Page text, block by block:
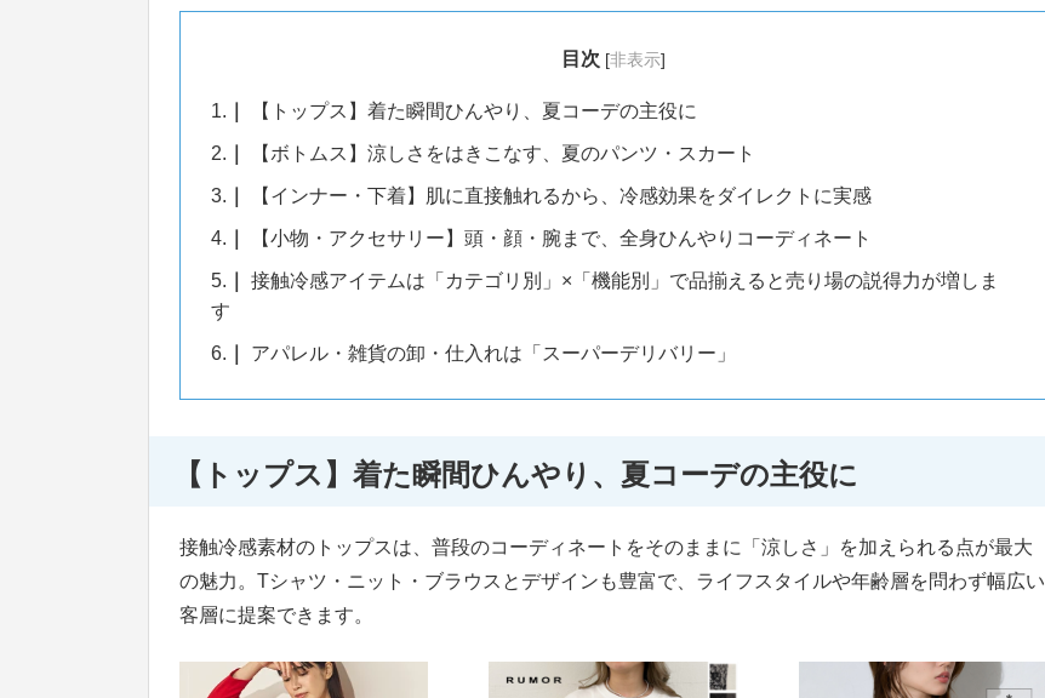
目次 [非表示]
1. 【トップス】着た瞬間ひんやり、夏コーデの主役に
2. 【ボトムス】涼しさをはきこなす、夏のパンツ・スカート
3. 【インナー・下着】肌に直接触れるから、冷感効果をダイレクトに実感
4. 【小物・アクセサリー】頭・顔・腕まで、全身ひんやりコーディネート
5.
接触冷感アイテムは「カテゴリ別」×「機能別」で品揃えると売り場の説得力が増しま
す
6. アパレル・雑貨の卸・仕入れは「スーパーデリバリー」
【トップス】着た瞬間ひんやり、夏コーデの主役に
接触冷感素材のトップスは、普段のコーディネートをそのままに「涼しさ」を加えられる点が最大
の魅力。Tシャツ・ニット・ブラウスとデザインも豊富で、ライフスタイルや年齢層を問わず幅広い
客層に提案できます。